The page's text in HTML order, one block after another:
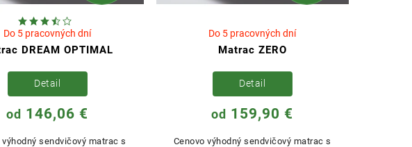
DREAM OPTIMAL
Do 5 pracovných dní
od 146,06 €
Detail
výhodný sendvičový matrac s
Matrac ZERO
Do 5 pracovných dní
od 159,90 €
Detail
Cenovo výhodný sendvičový matrac s